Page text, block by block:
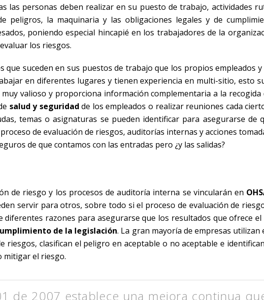
las personas deben realizar en su puesto de trabajo, actividades
peligros, la maquinaria y las obligaciones legales y de
poniendo especial hincapié en los trabajadores de la
los riesgos.
que suceden en sus puestos de trabajo que los propios empleados
en diferentes lugares y tienen experiencia en multi-sitio, esto
valioso y proporciona información complementaria a la recogida
salud y seguridad de los empleados o realizar reuniones cada
temas o asignaturas se pueden identificar para asegurarse de
de evaluación de riesgos, auditorías internas y acciones
de que contamos con las entradas pero ¿y las salidas?
de riesgo y los procesos de auditoría interna se vincularán en
servir para otros, sobre todo si el proceso de evaluación de
razones para asegurarse que los resultados que ofrece
de la legislación. La gran mayoría de empresas utilizan
riesgos, clasifican el peligro en aceptable o no aceptable e
mitigar el riesgo.
de 2007 establece una mejora continua